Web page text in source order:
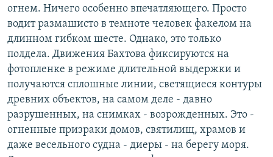
огнем. Ничего особенно впечатляющего. Просто
водит размашисто в темноте человек факелом на
длинном гибком шесте. Однако, это только
полдела. Движения Бахтова фиксируются на
фотопленке в режиме длительной выдержки и
получаются сплошные линии, светящиеся контуры
древних объектов, на самом деле - давно
разрушенных, на снимках - возрожденных. Это -
огненные призраки домов, святилищ, храмов и
даже весельного судна - диеры - на берегу моря.